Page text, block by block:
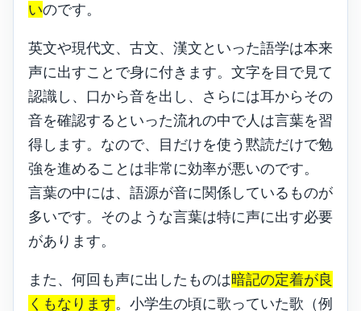
いのです。
英文や現代文、古文、漢文といった語学は本来
声に出すことで身に付きます。文字を目で見て
認識し、口から音を出し、さらには耳からその
音を確認するといった流れの中で人は言葉を習
得します。なので、目だけを使う黙読だけで勉
強を進めることは非常に効率が悪いのです。
言葉の中には、語源が音に関係しているものが
多いです。そのような言葉は特に声に出す必要
があります。
また、何回も声に出したものは暗記の定着が良
くもなります。小学生の頃に歌っていた歌（例